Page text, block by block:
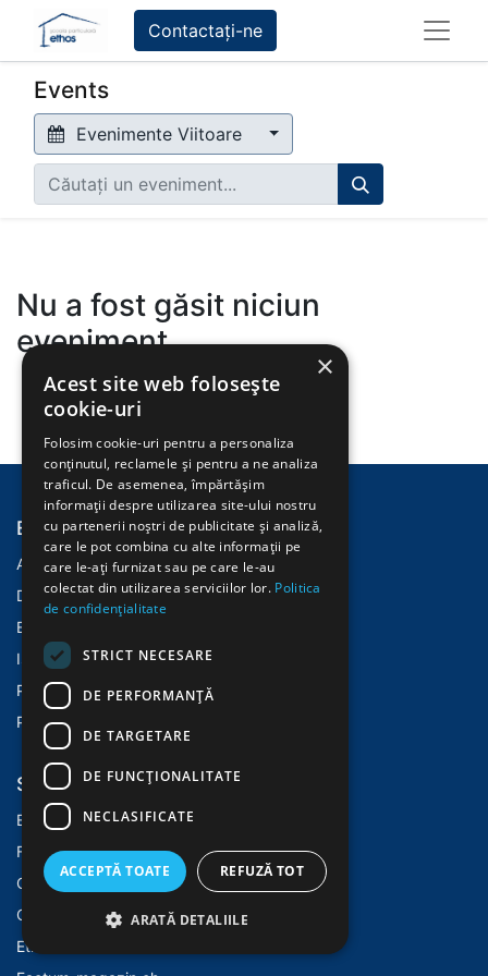
Contactați-ne
Events
Evenimente Viitoare
Nu a fost găsit niciun
eveniment.
Explorează
Acasă
Despre Noi
​Eveni​mente
Istoric
Politica Cookies
Politica Confidentialitate
Servicii
E-learning
Fundatiaethos.ro
Casaethos.ro
Openhands.ch
Ethos.ch
×
Acest site web folosește
cookie-uri
Folosim cookie-uri pentru a personaliza
conținutul, reclamele și pentru a ne analiza
traficul. De asemenea, împărtășim
informații despre utilizarea site-ului nostru
cu partenerii noștri de publicitate și analiză,
care le pot combina cu alte informații pe
care le-ați furnizat sau pe care le-au
colectat din utilizarea serviciilor lor. Politica
de confidențialitate
STRICT NECESARE
DE PERFORMANȚĂ
DE TARGETARE
DE FUNCŢIONALITATE
NECLASIFICATE
ACCEPTĂ TOATE REFUZĂ TOT
ARATĂ DETALIILE